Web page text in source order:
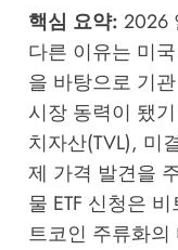
핵심 요약: 2026
다른 이유는 미
을 바탕으로 기
시장 동력이 됐
치자산(TVL), 미
제 가격 발견을
물 ETF 신청은
트코인 주류화